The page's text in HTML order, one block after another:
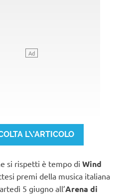
L\'ARTICOLO
si rispetti è tempo di Wind
premi della musica italiana
5 giugno all’Arena di